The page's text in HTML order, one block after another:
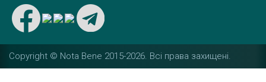
Copyright © Nota Bene 2015-2026. Вcі права захищені.